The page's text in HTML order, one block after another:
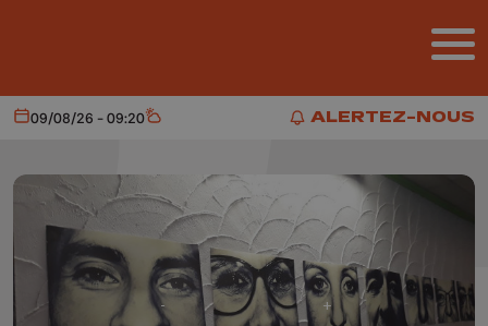
ALERTEZ-NOUS
ALERTEZ-NOUS
Aujourd'hui
09/08/26 - 09:20 Météo